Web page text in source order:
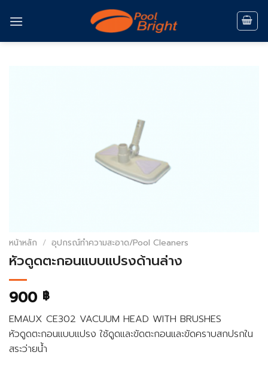
หน้าหลัก / อุปกรณ์ทำความสะอาด/Pool Cleaners
หัวดูดตะกอนแบบแปรงด้านล่าง
900 ฿
EMAUX CE302 VACUUM HEAD WITH BRUSHES
หัวดูดตะกอนแบบแปรง ใช้ดูดและขัดตะกอนและขัดคราบสกปรกใน
สระว่ายน้ำ